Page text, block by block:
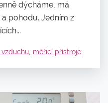
dýcháme, má
pohodu. Jedním z
vzduchu, měřicí přístroje